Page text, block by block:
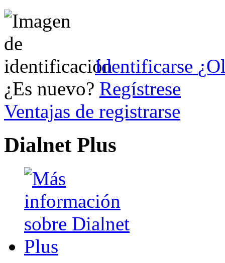
Identificarse
¿Es nuevo? Regístrese
Ventajas de registrarse
Dialnet Plus